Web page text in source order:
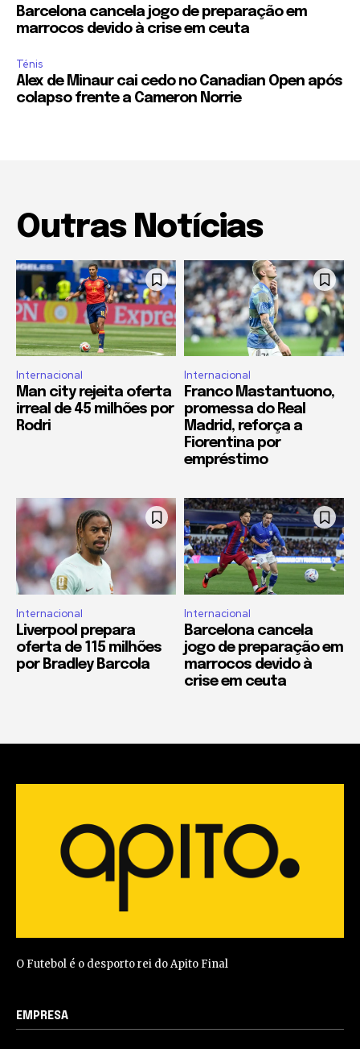
Barcelona cancela jogo de preparação em
marrocos devido à crise em ceuta
Ténis
Alex de Minaur cai cedo no Canadian Open após
colapso frente a Cameron Norrie
Outras Notícias
Internacional
Man city rejeita oferta
irreal de 45 milhões por
Rodri
Internacional
Franco Mastantuono,
promessa do Real
Madrid, reforça a
Fiorentina por
empréstimo
Internacional
Liverpool prepara
oferta de 115 milhões
por Bradley Barcola
Internacional
Barcelona cancela
jogo de preparação em
marrocos devido à
crise em ceuta
O Futebol é o desporto rei do Apito Final
EMPRESA